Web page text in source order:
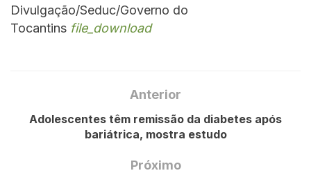
Divulgação/Seduc/Governo do
Tocantins file_download
Anterior
Adolescentes têm remissão da diabetes após
bariátrica, mostra estudo
Próximo